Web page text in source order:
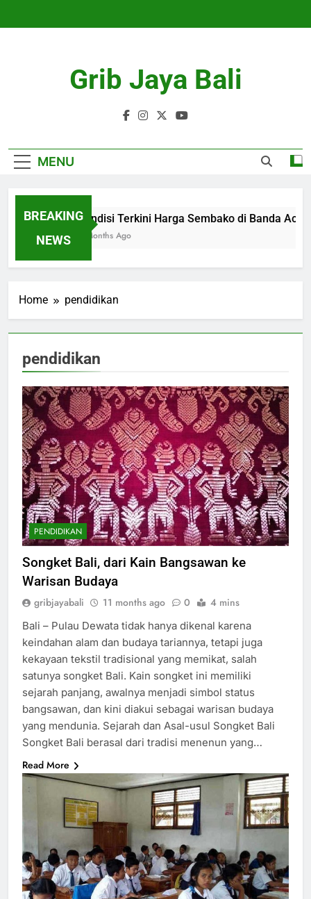
Grib Jaya Bali
MENU
BREAKING
NEWS
Kondisi Terkini Harga Sembako di Banda Aceh
4 Months Ago
Home pendidikan
pendidikan
PENDIDIKAN
Songket Bali, dari Kain Bangsawan ke
Warisan Budaya
gribjayabali 11 months ago 0 4 mins
Bali – Pulau Dewata tidak hanya dikenal karena
keindahan alam dan budaya tariannya, tetapi juga
kekayaan tekstil tradisional yang memikat, salah
satunya songket Bali. Kain songket ini memiliki
sejarah panjang, awalnya menjadi simbol status
bangsawan, dan kini diakui sebagai warisan budaya
yang mendunia. Sejarah dan Asal-usul Songket Bali
Songket Bali berasal dari tradisi menenun yang…
Read More